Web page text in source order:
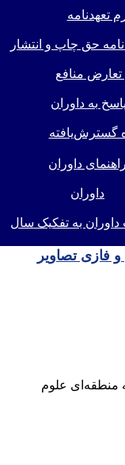
تعهدنامه
حق چاپ و انتشار
منافع
به داوران
گسترش‌یافته
راهنمای داوران
داوران
به تفکیک سال
فازی تصاویر
منطقه‌ای علوم